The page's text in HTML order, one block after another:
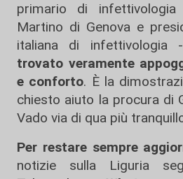
primario di infettivologia
Martino di Genova e
italiana di infettivologia
trovato veramente
e conforto. È la
chiesto aiuto la procura di
Vado via di qua più
Per restare sempre
notizie sulla Liguria